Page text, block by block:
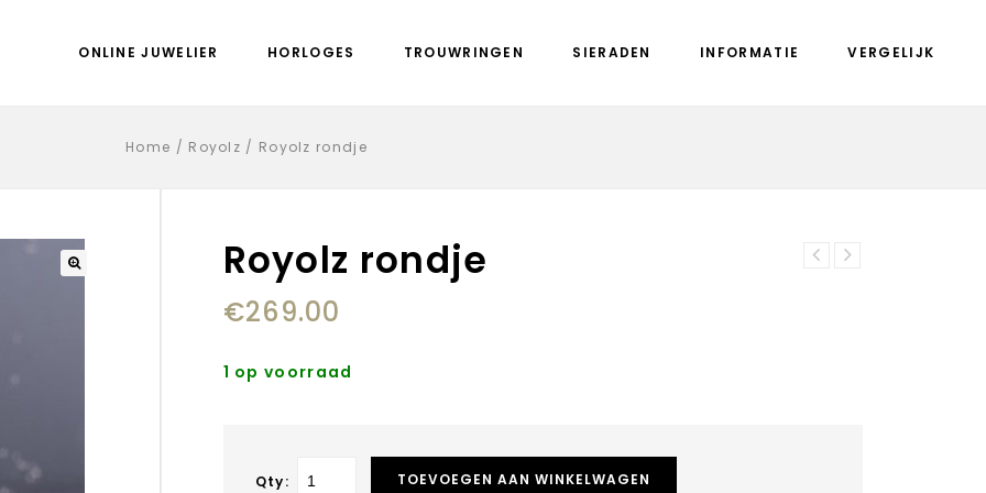
ONLINE JUWELIER HORLOGES TROUWRINGEN SIERADEN INFORMATIE VERGELIJK
Home / Royolz / Royolz rondje
Royolz rondje
€269.00
1 op voorraad
Qty: TOEVOEGEN AAN WINKELWAGEN